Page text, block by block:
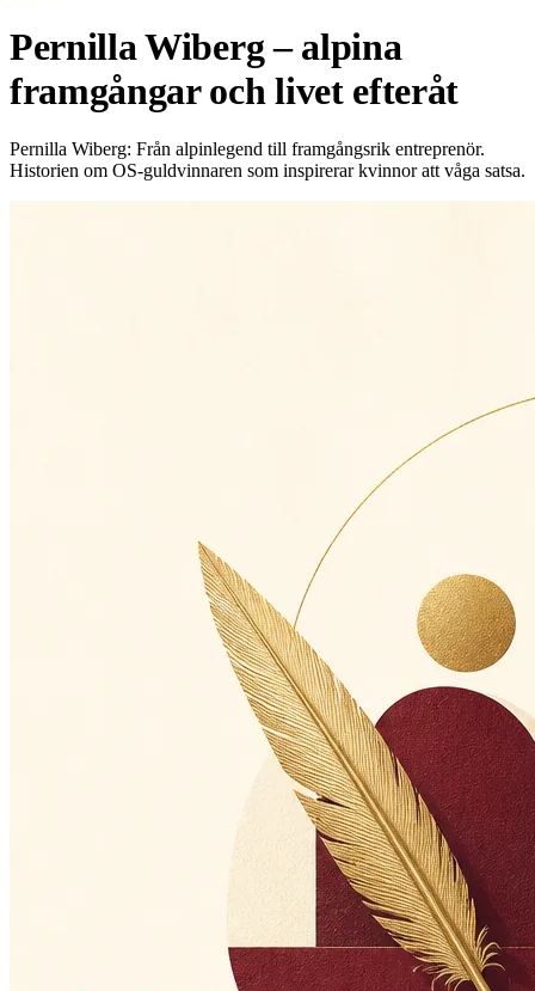
Pernilla Wiberg – alpina
framgångar och livet efteråt
Pernilla Wiberg: Från alpinlegend till framgångsrik entreprenör.
Historien om OS-guldvinnaren som inspirerar kvinnor att våga satsa.